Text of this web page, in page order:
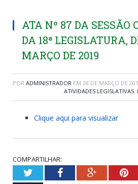
ATA Nº 87 DA SESSÃO
DA 18ª LEGISLATURA,
MARÇO DE 2019
POR ADMINISTRADOR EM 28 DE MARÇO DE
ATIVIDADES LEGISLATIVAS,
Clique aqui para visualizar
COMPARTILHAR:
TwitterFacebookGoogle+